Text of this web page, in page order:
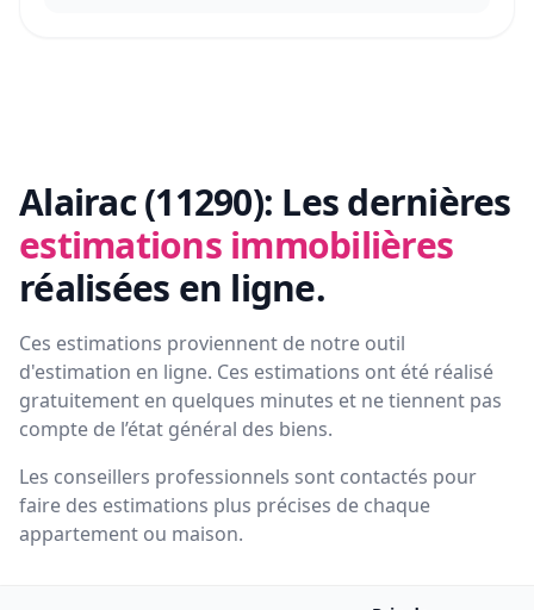
Alairac (11290): Les dernières
estimations immobilières
réalisées en ligne.
Ces estimations proviennent de notre outil
d'estimation en ligne. Ces estimations ont été réalisé
gratuitement en quelques minutes et ne tiennent pas
compte de l’état général des biens.
Les conseillers professionnels sont contactés pour
faire des estimations plus précises de chaque
appartement ou maison.